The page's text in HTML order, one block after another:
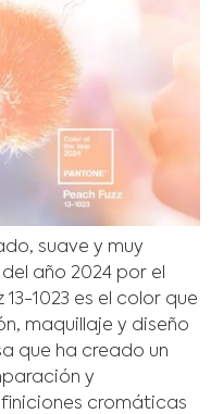
suave y muy
año 2024 por el
13-1023 es el color que
maquillaje y diseño
que ha creado un
y
cromáticas